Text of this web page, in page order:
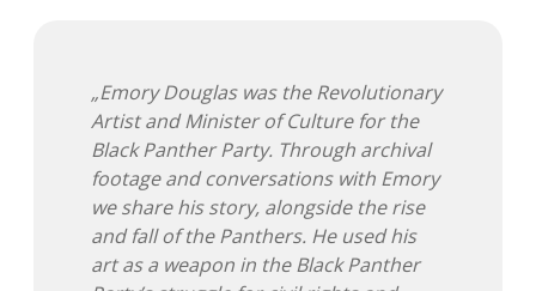
Nur mal so
Täglicher Sinnwahn
Visuelles
Wandnotizen
Adventskalender 2011
Adventskalender 2012
Adventskalender 2013
Adventskalender 2014
„Emory Douglas was the Revolutionary
Artist and Minister of Culture for the
Black Panther Party. Through archival
footage and conversations with Emory
we share his story, alongside the rise
and fall of the Panthers. He used his
art as a weapon in the Black Panther